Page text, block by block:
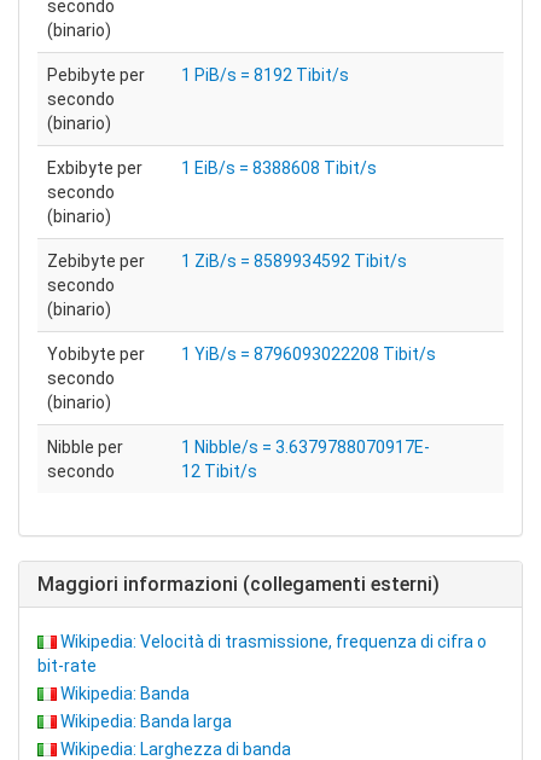
secondo
(binario)
Pebibyte per
secondo
(binario)
1 PiB/s = 8192 Tibit/s
Exbibyte per
secondo
(binario)
1 EiB/s = 8388608 Tibit/s
Zebibyte per
secondo
(binario)
1 ZiB/s = 8589934592 Tibit/s
Yobibyte per
secondo
(binario)
1 YiB/s = 8796093022208 Tibit/s
Nibble per
secondo
1 Nibble/s = 3.6379788070917E-
12 Tibit/s
Maggiori informazioni (collegamenti esterni)
Wikipedia: Velocità di trasmissione, frequenza di cifra o
bit-rate
Wikipedia: Banda
Wikipedia: Banda larga
Wikipedia: Larghezza di banda